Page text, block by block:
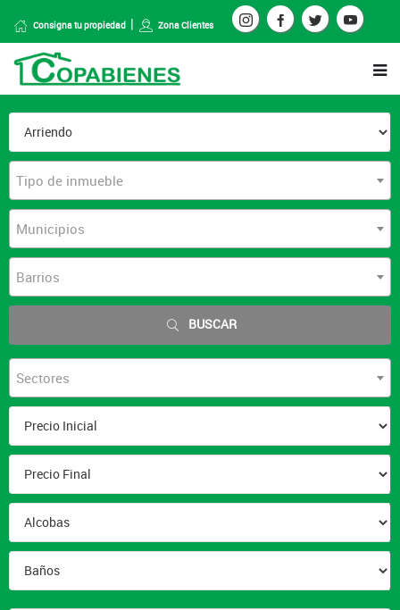
Consigna tu propiedad Zona Clientes
Tipo de inmueble
Municipios
Barrios
BUSCAR
Sectores